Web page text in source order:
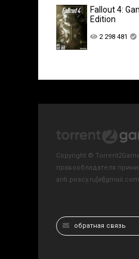
Fallout 4:
Edition
2 298 481
Copyright ©
правообладателя
anti.piracy.ru[at]gmail.com
обратная связь